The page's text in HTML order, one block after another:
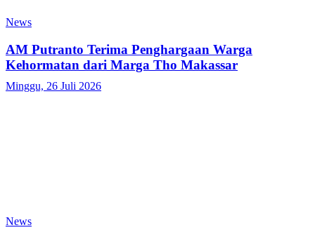
News
AM Putranto Terima Penghargaan Warga
Kehormatan dari Marga Tho Makassar
Minggu, 26 Juli 2026
News